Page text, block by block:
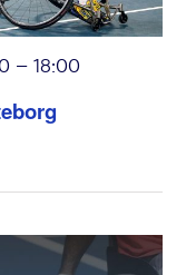
– 18:00